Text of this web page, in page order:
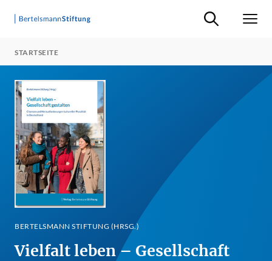
Suche ein-/
STARTSEITE
BERTELSMANN STIFTUNG (HRSG.)
Vielfalt leben – Gesellschaft